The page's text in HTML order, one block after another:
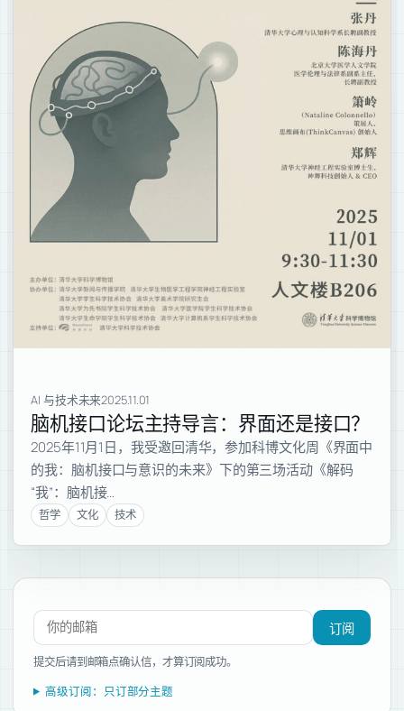
AI 与技术未来2025.11.01
脑机接口论坛主持导言：界面还是接口？
2025年11月1日，我受邀回清华，参加科博文化周《界面中
的我：脑机接口与意识的未来》下的第三场活动《解码
“我”：脑机接…
哲学 文化 技术
订阅新文章
订阅
提交后请到邮箱点确认信，才算订阅成功。
高级订阅：只订部分主题